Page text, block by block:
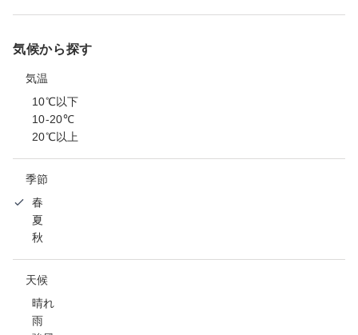
気候から探す
気温
10℃以下
10-20℃
20℃以上
季節
春
夏
秋
天候
晴れ
雨